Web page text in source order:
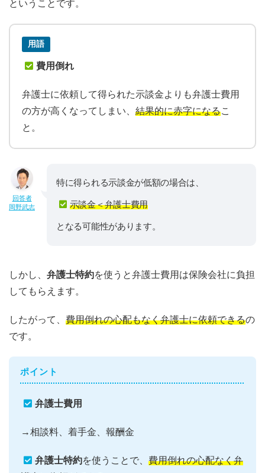
ということです。
用語
費用倒れ
弁護士に依頼して得られた示談金よりも弁護士費用
の方が高くなってしまい、 結果的に赤字になるこ
と。
回答者
岡野武志
特に得られる示談金が低額の場合は、
示談金＜弁護士費用
となる可能性があります。
しかし、 弁護士特約を使うと弁護士費用は保険会社に負担
してもらえます。
したがって、 費用倒れの心配もなく弁護士に依頼できるの
です。
ポイント
弁護士費用
→相談料、着手金、報酬金
弁護士特約を使うことで、 費用倒れの心配なく弁